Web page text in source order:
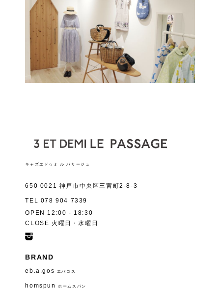
キャズエドゥミ ル パサージュ
650 0021 神戸市中央区三宮町2-8-3
TEL 078 904 7339
OPEN 12:00 - 18:30
CLOSE 火曜日・水曜日
BRAND
eb.a.gos エバゴス
homspunホームスパン